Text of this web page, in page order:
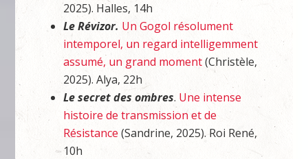
2025). Halles, 14h
Le Révizor. Un Gogol résolument
intemporel, un regard intelligemment
assumé, un grand moment(Christèle,
2025). Alya, 22h
Le secret des ombres. Une intense
histoire de transmission et de
Résistance(Sandrine, 2025). Roi René,
10h